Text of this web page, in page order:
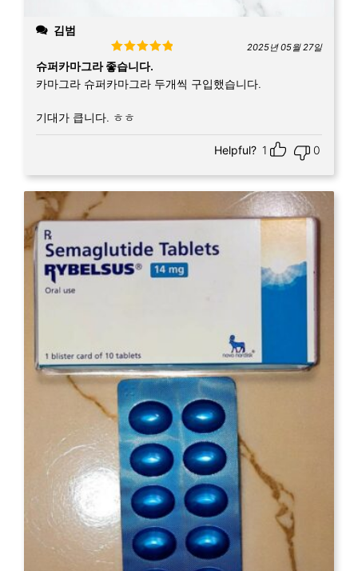
김범
Rated5
of 5
2025년 05월 27일
슈퍼카마그라 좋습니다.
카마그라 슈퍼카마그라 두개씩 구입했습니다.
기대가 큽니다. ㅎㅎ
Helpful? 1 0